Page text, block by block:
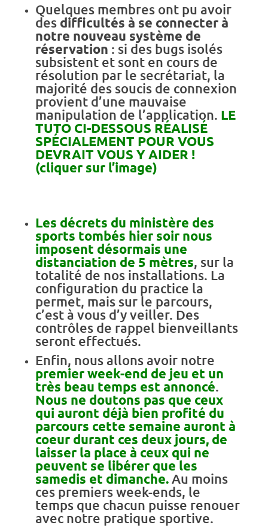
Quelques membres ont pu avoir
des difficultés à se connecter à
notre nouveau système de
réservation : si des bugs isolés
subsistent et sont en cours de
résolution par le secrétariat, la
majorité des soucis de connexion
provient d’une mauvaise
manipulation de l’application. LE
TUTO CI-DESSOUS RÉALISÉ
SPÉCIALEMENT POUR VOUS
DEVRAIT VOUS Y AIDER !
(cliquer sur l’image)
Les décrets du ministère des
sports tombés hier soir nous
imposent désormais une
distanciation de 5 mètres, sur la
totalité de nos installations. La
configuration du practice la
permet, mais sur le parcours,
c’est à vous d’y veiller. Des
contrôles de rappel bienveillants
seront effectués.
Enfin, nous allons avoir notre
premier week-end de jeu et un
très beau temps est annoncé.
Nous ne doutons pas que ceux
qui auront déjà bien profité du
parcours cette semaine auront à
coeur durant ces deux jours, de
laisser la place à ceux qui ne
peuvent se libérer que les
samedis et dimanche.Au moins
ces premiers week-ends, le
temps que chacun puisse renouer
avec notre pratique sportive.